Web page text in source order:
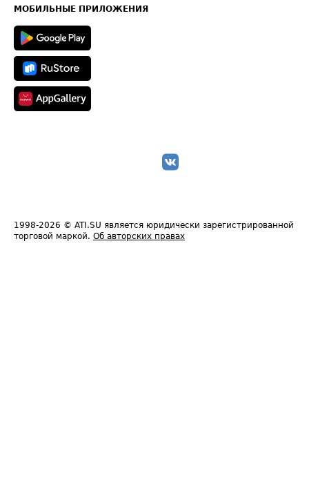
Техническая информация
МОБИЛЬНЫЕ ПРИЛОЖЕНИЯ
1998-2026 © ATI.SU является юридически зарегистрированной
торговой маркой. Об авторских правах